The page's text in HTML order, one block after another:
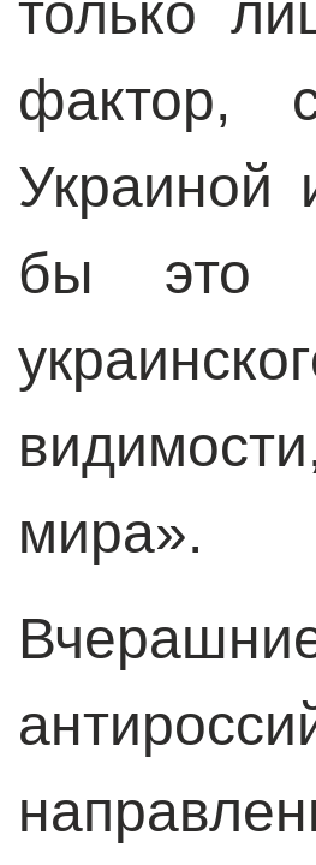
только
фактор,
Украиной
бы это
мира».